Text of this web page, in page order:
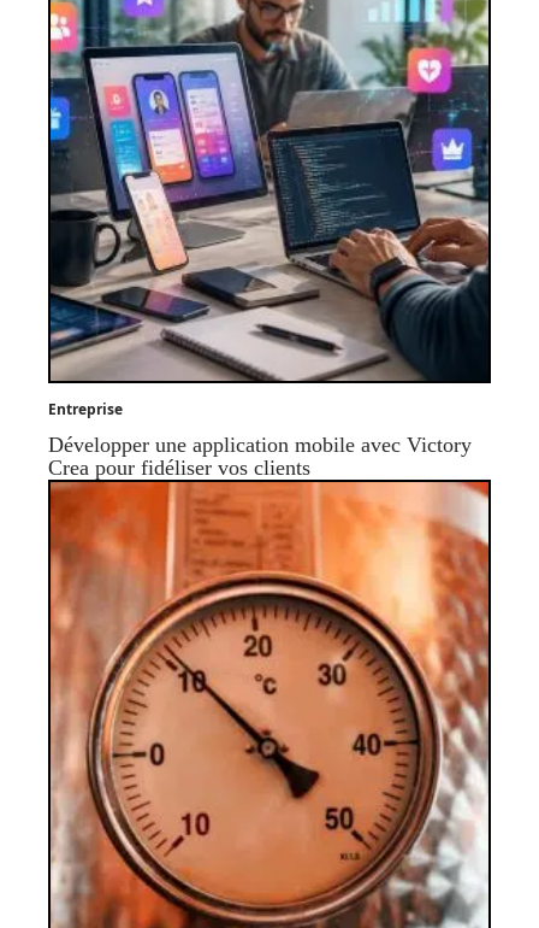
Entreprise
Développer une application mobile avec Victory
Crea pour fidéliser vos clients